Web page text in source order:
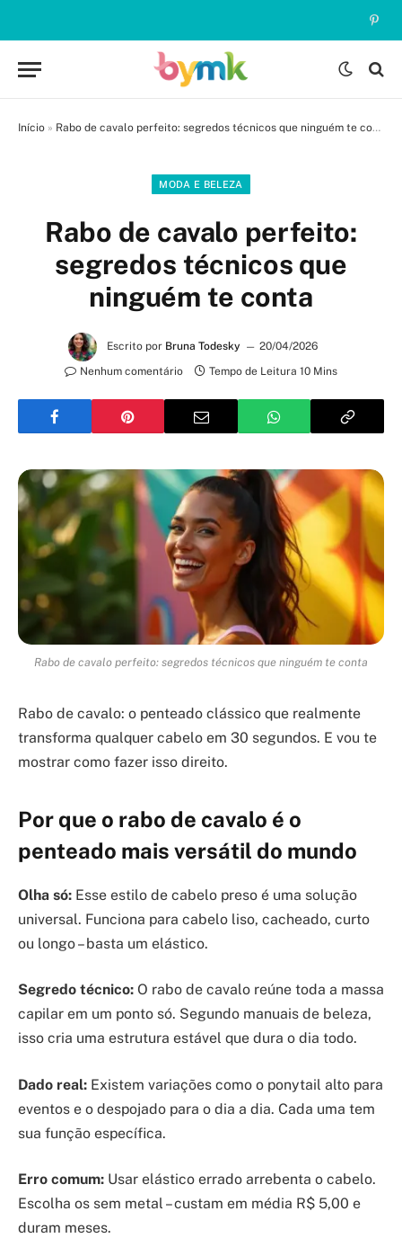
Início » Rabo de cavalo perfeito: segredos técnicos que ninguém te conta
MODA E BELEZA
Rabo de cavalo perfeito:
segredos técnicos que
ninguém te conta
Escrito por Bruna Todesky
20/04/2026
Nenhum comentário
Tempo de Leitura 10 Mins
Rabo de cavalo perfeito: segredos técnicos que ninguém te conta
Rabo de cavalo: o penteado clássico que realmente
transforma qualquer cabelo em 30 segundos. E vou te
mostrar como fazer isso direito.
Por que o rabo de cavalo é o
penteado mais versátil do mundo
Olha só: Esse estilo de cabelo preso é uma solução
universal. Funciona para cabelo liso, cacheado, curto
ou longo – basta um elástico.
Segredo técnico: O rabo de cavalo reúne toda a massa
capilar em um ponto só. Segundo manuais de beleza,
isso cria uma estrutura estável que dura o dia todo.
Dado real: Existem variações como o ponytail alto para
eventos e o despojado para o dia a dia. Cada uma tem
sua função específica.
Erro comum: Usar elástico errado arrebenta o cabelo.
Escolha os sem metal – custam em média R$ 5,00 e
duram meses.